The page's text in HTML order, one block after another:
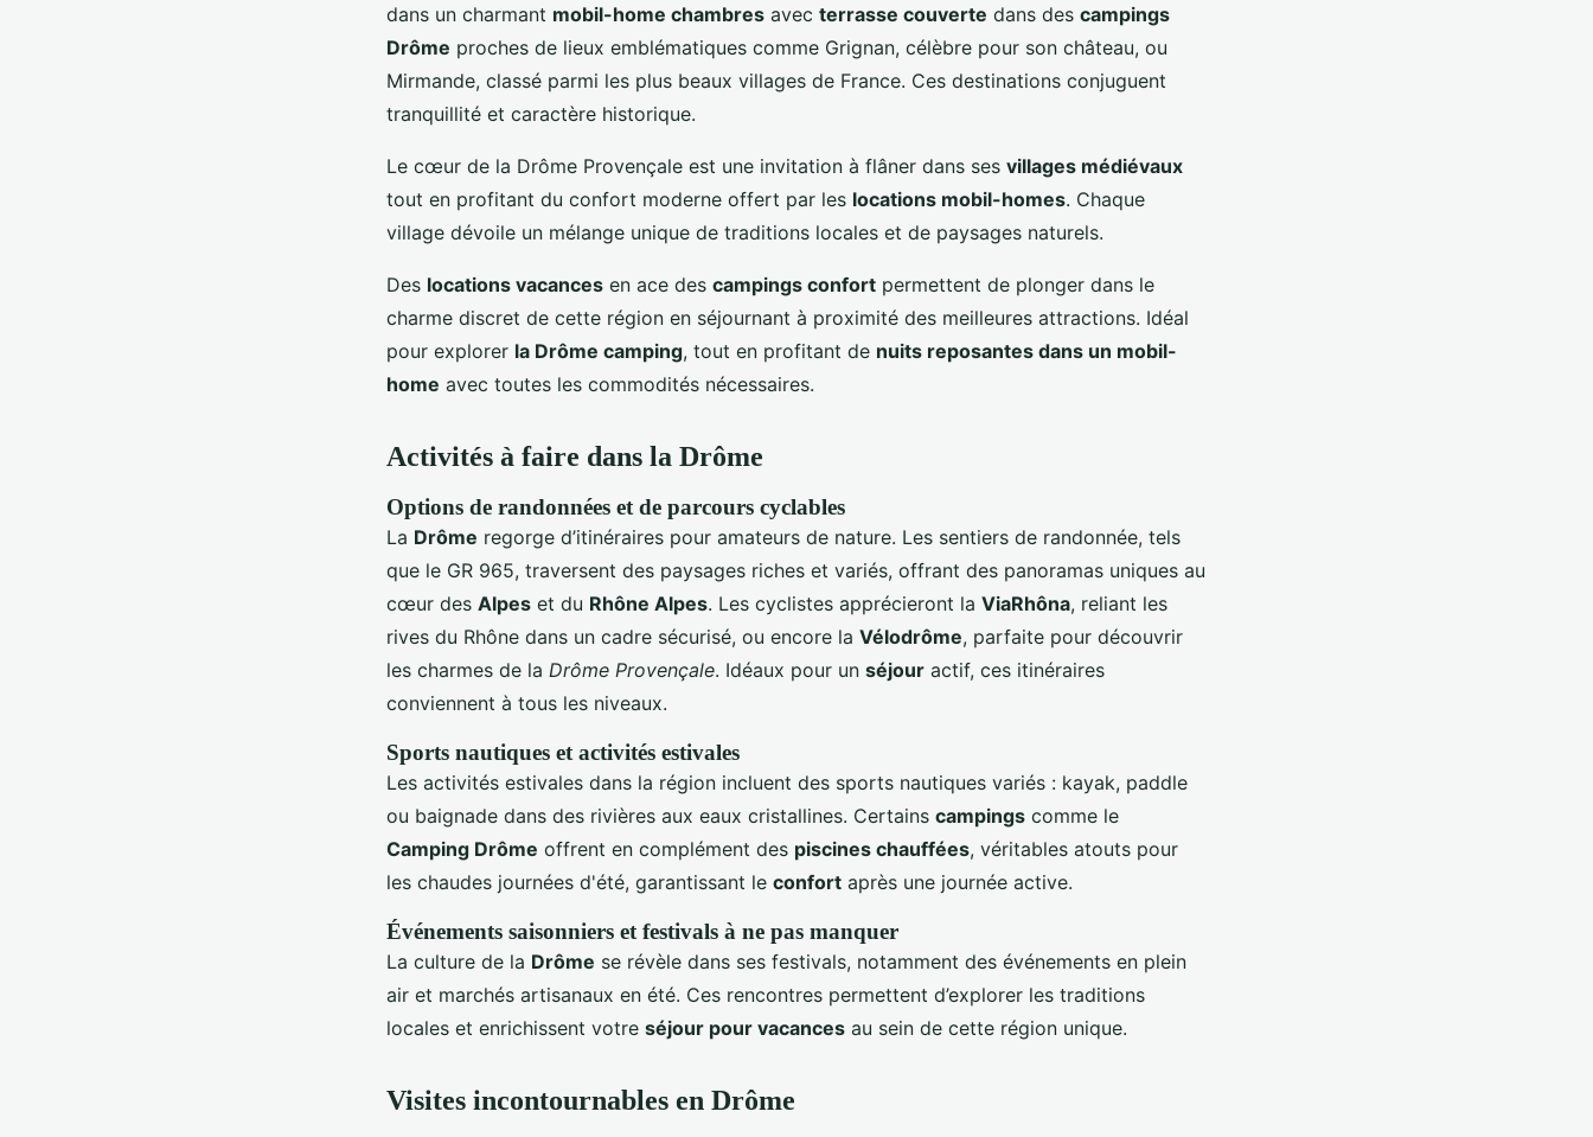
dans un charmant mobil-home chambres avec terrasse couverte dans des campings
Drôme proches de lieux emblématiques comme Grignan, célèbre pour son château, ou
Mirmande, classé parmi les plus beaux villages de France. Ces destinations conjuguent
tranquillité et caractère historique.
Le cœur de la Drôme Provençale est une invitation à flâner dans ses villages médiévaux
tout en profitant du confort moderne offert par les locations mobil-homes. Chaque
village dévoile un mélange unique de traditions locales et de paysages naturels.
Des locations vacances en ace des campings confort permettent de plonger dans le
charme discret de cette région en séjournant à proximité des meilleures attractions. Idéal
pour explorer la Drôme camping, tout en profitant de nuits reposantes dans un mobil-
home avec toutes les commodités nécessaires.
Activités à faire dans la Drôme
Options de randonnées et de parcours cyclables
La Drôme regorge d’itinéraires pour amateurs de nature. Les sentiers de randonnée, tels
que le GR 965, traversent des paysages riches et variés, offrant des panoramas uniques au
cœur des Alpes et du Rhône Alpes. Les cyclistes apprécieront la ViaRhôna, reliant les
rives du Rhône dans un cadre sécurisé, ou encore la Vélodrôme, parfaite pour découvrir
les charmes de la Drôme Provençale. Idéaux pour un séjour actif, ces itinéraires
conviennent à tous les niveaux.
Sports nautiques et activités estivales
Les activités estivales dans la région incluent des sports nautiques variés : kayak, paddle
ou baignade dans des rivières aux eaux cristallines. Certains campings comme le
Camping Drôme offrent en complément des piscines chauffées, véritables atouts pour
les chaudes journées d'été, garantissant le confort après une journée active.
Événements saisonniers et festivals à ne pas manquer
La culture de la Drôme se révèle dans ses festivals, notamment des événements en plein
air et marchés artisanaux en été. Ces rencontres permettent d’explorer les traditions
locales et enrichissent votre séjour pour vacances au sein de cette région unique.
Visites incontournables en Drôme